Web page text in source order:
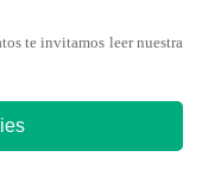
factoring de
factoring es que
que destaca
te invitamos leer nuestra